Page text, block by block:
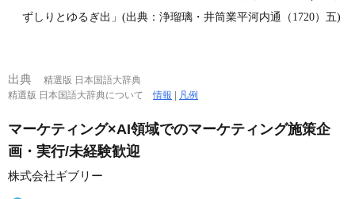
ずしりとゆるぎ出」(出典：浄瑠璃・井筒業平河内通（1720）五)
出典
精選版 日本国語大辞典
精選版 日本国語大辞典について情報 | 凡例
マーケティング×AI領域でのマーケティング施策企
画・実行/未経験歓迎
株式会社ギブリー